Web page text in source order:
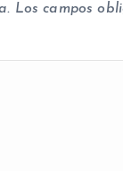
Los campos